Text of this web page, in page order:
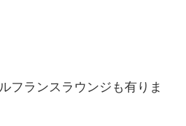
フランスラウンジも有りま